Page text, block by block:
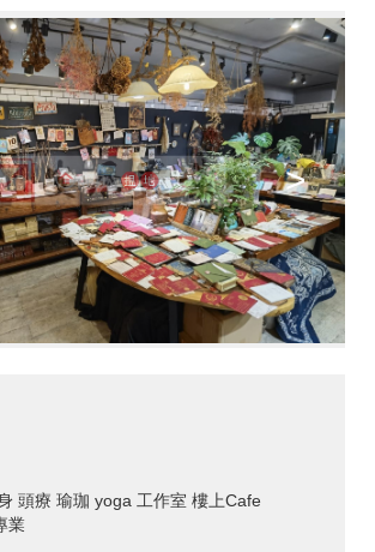
>
頭療 瑜珈 yoga 工作室 樓上Cafe
業